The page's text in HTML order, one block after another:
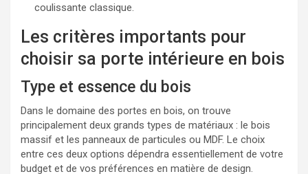
coulissante classique.
Les critères importants pour
choisir sa porte intérieure en bois
Type et essence du bois
Dans le domaine des portes en bois, on trouve
principalement deux grands types de matériaux : le bois
massif et les panneaux de particules ou MDF. Le choix
entre ces deux options dépendra essentiellement de votre
budget et de vos préférences en matière de design.